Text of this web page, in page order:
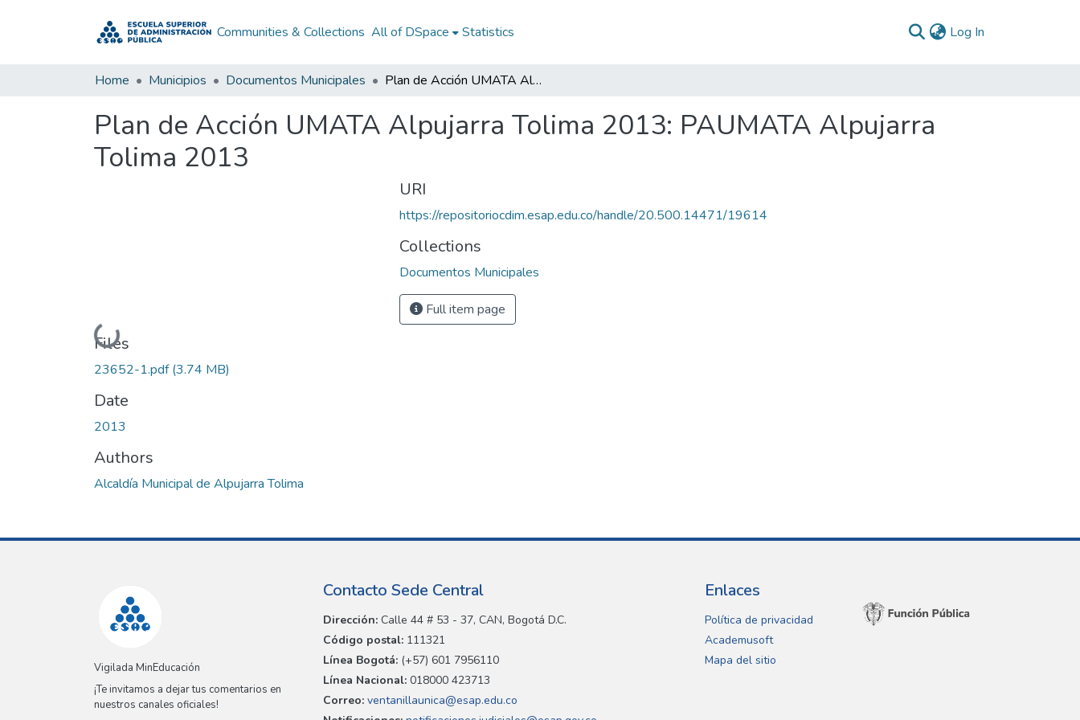
Communities & Collections All of DSpace Statistics Log In
Home Municipios Documentos Municipales Plan de Acción UMATA Alpujarra Tolima 2013: PAUMATA Alpujarra Tolima 2013
Plan de Acción UMATA Alpujarra Tolima 2013: PAUMATA Alpujarra
Tolima 2013
Loading...
Files
23652-1.pdf(3.74 MB)
Date
2013
Authors
Alcaldía Municipal de Alpujarra Tolima
URI
https://repositoriocdim.esap.edu.co/handle/20.500.14471/19614
Collections
Documentos Municipales
Full item page
Vigilada MinEducación
¡Te invitamos a dejar tus comentarios en
nuestros canales oficiales!
Contacto Sede Central
Dirección: Calle 44 # 53 - 37, CAN, Bogotá D.C.
Código postal: 111321
Línea Bogotá: (+57) 601 7956110
Línea Nacional: 018000 423713
Correo: ventanillaunica@esap.edu.co
Enlaces
Política de privacidad
Academusoft
Mapa del sitio